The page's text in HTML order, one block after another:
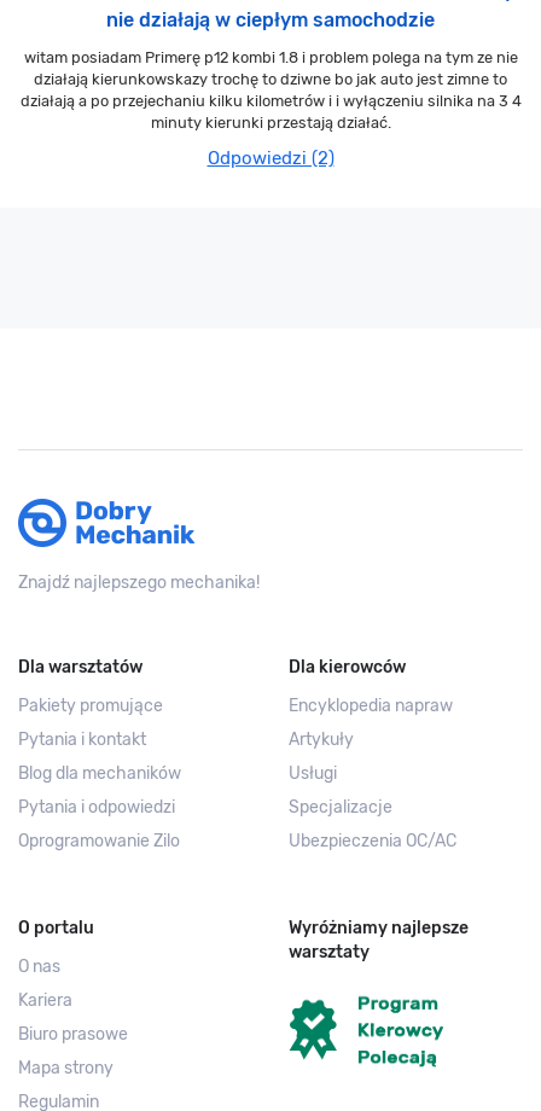
nie działają w ciepłym samochodzie
witam posiadam Primerę p12 kombi 1.8 i problem polega na tym ze nie
działają kierunkowskazy trochę to dziwne bo jak auto jest zimne to
działają a po przejechaniu kilku kilometrów i i wyłączeniu silnika na 3 4
minuty kierunki przestają działać.
Odpowiedzi (2)
Znajdź najlepszego mechanika!
Dla warsztatów
Pakiety promujące
Pytania i kontakt
Blog dla mechaników
Pytania i odpowiedzi
Oprogramowanie Zilo
Dla kierowców
Encyklopedia napraw
Artykuły
Usługi
Specjalizacje
Ubezpieczenia OC/AC
O portalu
O nas
Kariera
Biuro prasowe
Mapa strony
Regulamin
Wyróżniamy najlepsze
warsztaty